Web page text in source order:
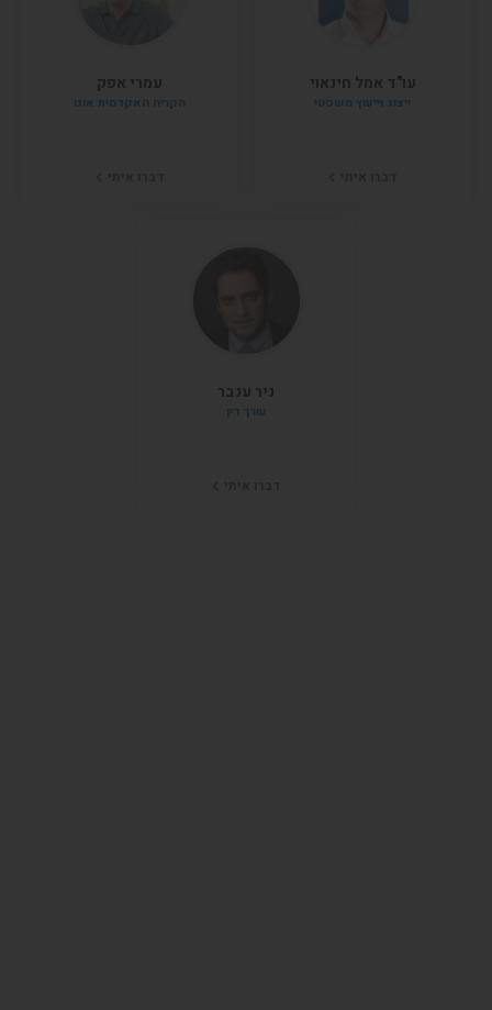
עו"ד אמל חינאוי
ייצוג וייעוץ משפטי
עמרי אפק
הקריה האקדמית אונו
ניר ענבר
עורך דין